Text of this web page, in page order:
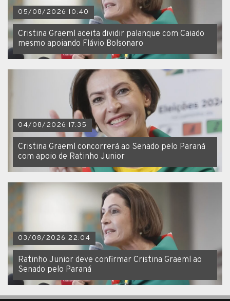
05/08/2026 10:40
Cristina Graeml aceita dividir palanque com Caiado
mesmo apoiando Flávio Bolsonaro
04/08/2026 17:35
Cristina Graeml concorrerá ao Senado pelo Paraná
com apoio de Ratinho Junior
03/08/2026 22:04
Ratinho Junior deve confirmar Cristina Graeml ao
Senado pelo Paraná